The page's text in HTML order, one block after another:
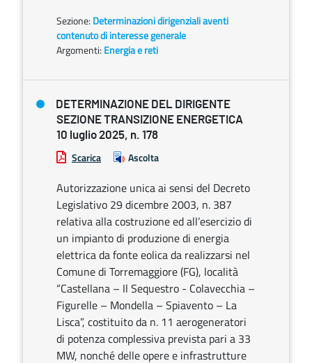
Sezione: Determinazioni dirigenziali aventi
contenuto di interesse generale
Argomenti: Energia e reti
DETERMINAZIONE DEL DIRIGENTE
SEZIONE TRANSIZIONE ENERGETICA
10 luglio 2025, n. 178
Scarica Ascolta
Autorizzazione unica ai sensi del Decreto
Legislativo 29 dicembre 2003, n. 387
relativa alla costruzione ed all’esercizio di
un impianto di produzione di energia
elettrica da fonte eolica da realizzarsi nel
Comune di Torremaggiore (FG), località
“Castellana – Il Sequestro - Colavecchia –
Figurelle – Mondella – Spiavento – La
Lisca”, costituito da n. 11 aerogeneratori
di potenza complessiva prevista pari a 33
MW, nonché delle opere e infrastrutture